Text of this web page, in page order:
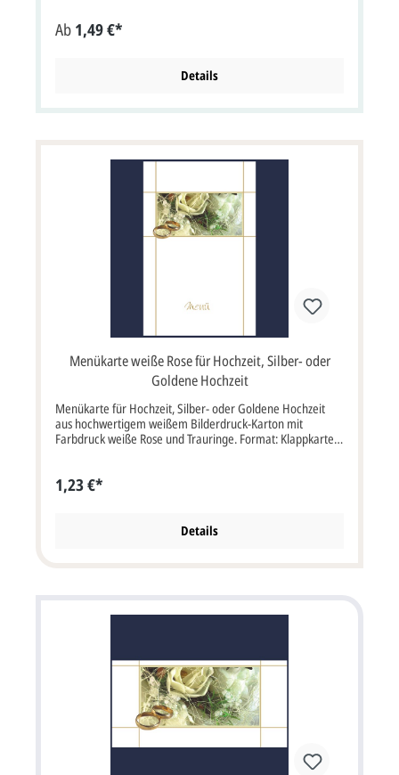
automatisch mitgeliefert.
Ab 1,49 €*
Details
Menükarte weiße Rose für Hochzeit, Silber- oder
Goldene Hochzeit
Menükarte für Hochzeit, Silber- oder Goldene Hochzeit
aus hochwertigem weißem Bilderdruck-Karton mit
Farbdruck weiße Rose und Trauringe. Format: Klappkarte
automatisch mitgeliefert.
1,23 €*
Details